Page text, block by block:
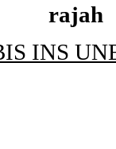
rajah
INS